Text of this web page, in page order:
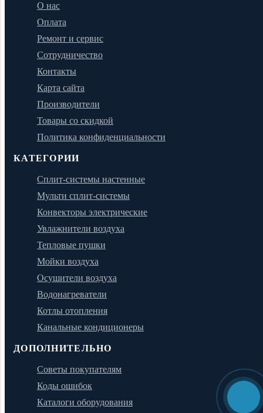
О нас
Оплата
Ремонт и сервис
Сотрудничество
Контакты
Карта сайта
Производители
Товары со скидкой
Политика конфиденциальности
КАТЕГОРИИ
Сплит-системы настенные
Мульти сплит-системы
Конвекторы электрические
Увлажнители воздуха
Тепловые пушки
Мойки воздуха
Осушители воздуха
Водонагреватели
Котлы отопления
Канальные кондиционеры
ДОПОЛНИТЕЛЬНО
Советы покупателям
Коды ошибок
Каталоги оборудования